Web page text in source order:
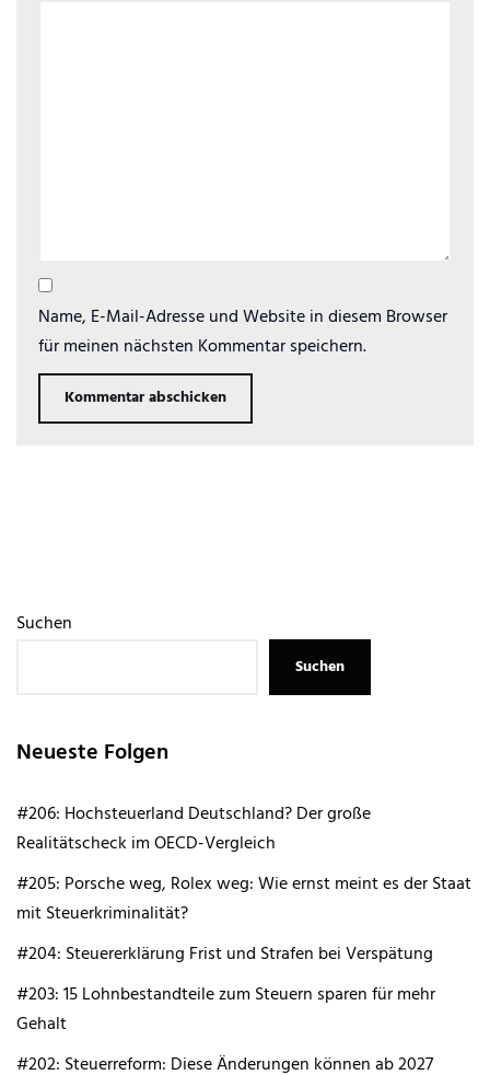
Name, E-Mail-Adresse und Website in diesem Browser
für meinen nächsten Kommentar speichern.
Suchen
Suchen
Neueste Folgen
#206: Hochsteuerland Deutschland? Der große
Realitätscheck im OECD-Vergleich
#205: Porsche weg, Rolex weg: Wie ernst meint es der Staat
mit Steuerkriminalität?
#204: Steuererklärung Frist und Strafen bei Verspätung
#203: 15 Lohnbestandteile zum Steuern sparen für mehr
Gehalt
#202: Steuerreform: Diese Änderungen können ab 2027